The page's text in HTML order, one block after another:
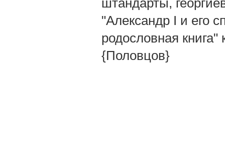
штандарты,
"Александр І и его
родословная
{Половцов}